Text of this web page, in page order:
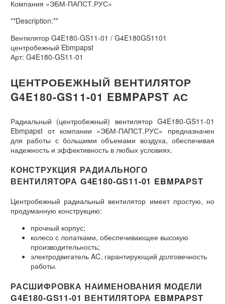
Компания «ЭБМ-ПАПСТ.РУС»
**Description:**
Вентилятор G4E180-GS11-01 / G4E180GS1101
центробежный Ebmpapst
Арт: G4E180-GS11-01
ЦЕНТРОБЕЖНЫЙ ВЕНТИЛЯТОР
G4E180-GS11-01 EBMPAPST АС
Радиальный (центробежный) вентилятор G4E180-GS11-01
Ebmpapst от компании «ЭБМ-ПАПСТ.РУС» предназначен
для работы с большими объемами воздуха, обеспечивая
надежность и эффективность в любых условиях.
КОНСТРУКЦИЯ РАДИАЛЬНОГО
ВЕНТИЛЯТОРА G4E180-GS11-01 EBMPAPST
Центробежный радиальный вентилятор имеет простую, но
продуманную конструкцию:
прочный корпус;
колесо с лопатками, обеспечивающее высокую
производительность;
электродвигатель AC, гарантирующий долговечность
работы.
РАСШИФРОВКА НАИМЕНОВАНИЯ МОДЕЛИ
G4E180-GS11-01 ВЕНТИЛЯТОРА EBMPAPST